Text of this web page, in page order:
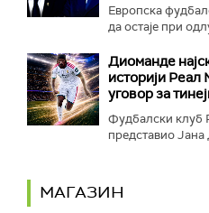
Европска
да остаје при
Диоманде
историји
уговор за
Фудбалски клуб
представио
МАГАЗИН